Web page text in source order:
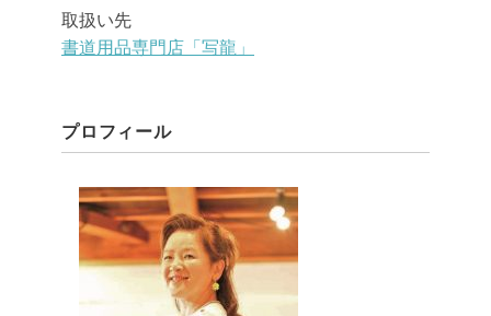
取扱い先
書道用品専門店「写龍」
プロフィール